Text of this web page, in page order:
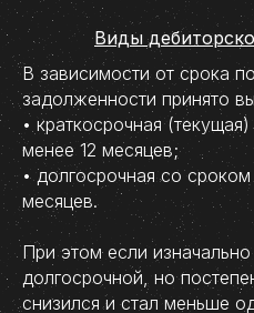
Виды
В зависимости от срока
задолженности принято
• краткосрочная
менее 12 месяцев;
• долгосрочная со
месяцев.
При этом если
долгосрочной, но
снизился и стал меньше